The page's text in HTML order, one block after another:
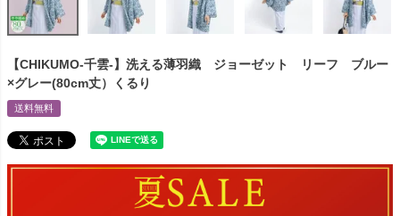
【CHIKUMO-千雲-】洗える薄羽織 ジョーゼット リーフ ブルー
×グレー(80cm丈）くるり
送料無料